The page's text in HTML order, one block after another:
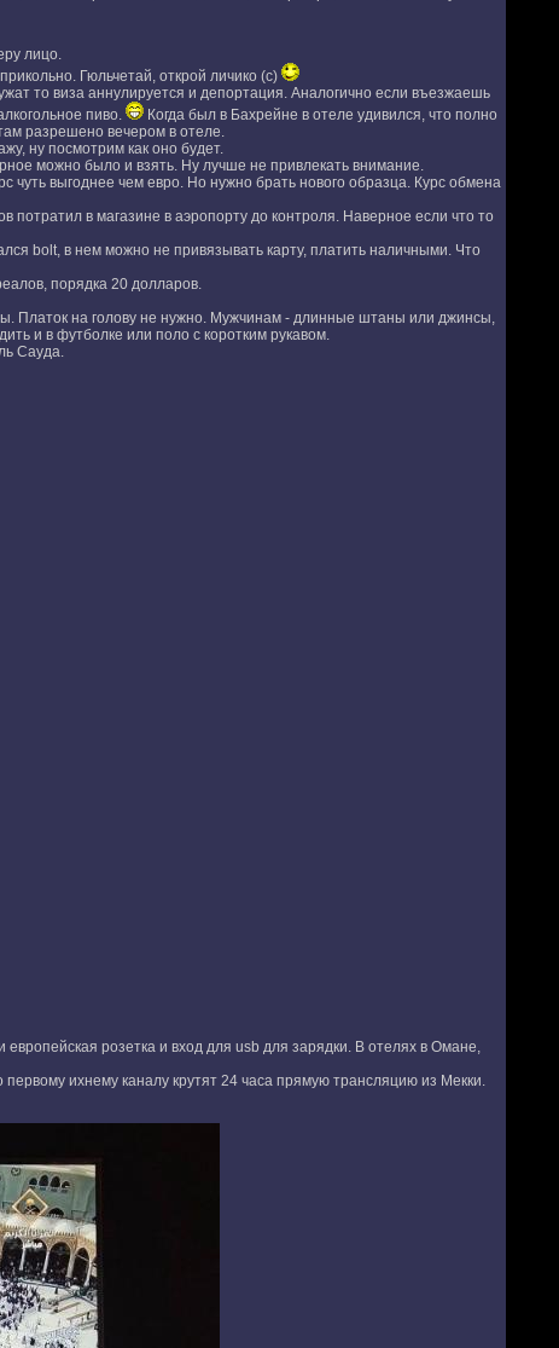
лицо.
Гюльчетай, открой личико (с)
то виза аннулируется и депортация. Аналогично если въезжаешь
пиво.
Когда был в Бахрейне в отеле удивился, что полно
разрешено вечером в отеле.
ну посмотрим как оно будет.
можно было и взять. Ну лучше не привлекать внимание.
выгоднее чем евро. Но нужно брать нового образца. Курс обмена
в магазине в аэропорту до контроля. Наверное если что то
bolt, в нем можно не привязывать карту, платить наличными. Что
порядка 20 долларов.
Платок на голову не нужно. Мужчинам - длинные штаны или джинсы,
и в футболке или поло с коротким рукавом.
Сауда.
розетка и вход для usb для зарядки. В отелях в Омане,
ихнему каналу крутят 24 часа прямую трансляцию из Мекки.